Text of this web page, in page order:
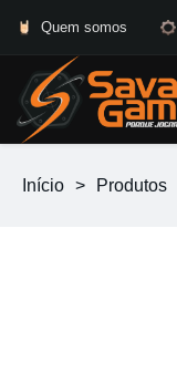
Quem somos
Início > Produtos